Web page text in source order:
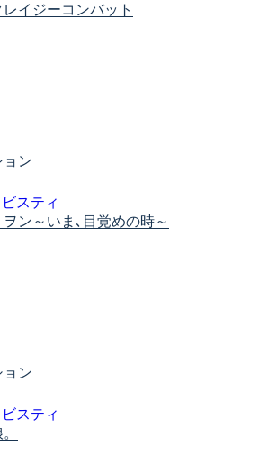
イジーコンバット
ョン
ビスティ
ン～いま､目覚めの時～
ョン
ビスティ